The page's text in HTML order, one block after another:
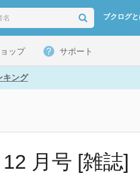
ブクログ
ップ サポート
キング
月号 [雑誌]